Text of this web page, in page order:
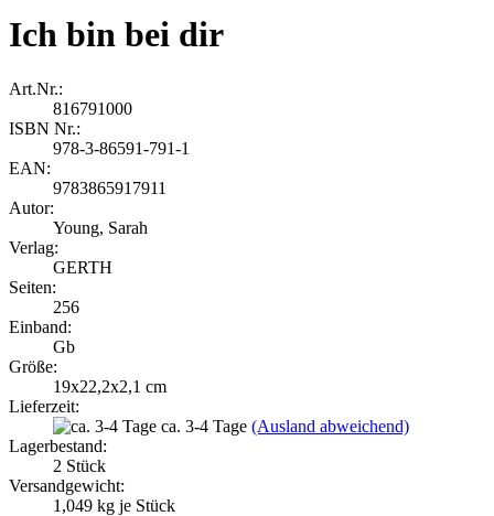
Ich bin bei dir
Art.Nr.:
816791000
ISBN Nr.:
978-3-86591-791-1
EAN:
9783865917911
Autor:
Young, Sarah
Verlag:
GERTH
Seiten:
256
Einband:
Gb
Größe:
19x22,2x2,1 cm
Lieferzeit:
ca. 3-4 Tage (Ausland abweichend)
Lagerbestand:
2 Stück
Versandgewicht:
1,049 kg je Stück